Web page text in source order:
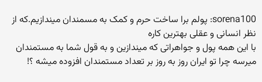
sorena100: پولم برا ساخت حرم و کمک به مسمندان میندازیم.که از
نظر انسانی و عقلی بهترین کاره
با این همه پول و جواهراتی که میندازین و به قول شما به مستمندان
میرسه چرا تو ایران روز به روز بر تعداد مستمندان افزوده میشه ؟!